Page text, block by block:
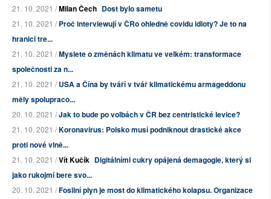
21. 10. 2021 /Milan Čech Dost bylo sametu
21. 10. 2021 /Proč interviewují v ČRo ohledně covidu idioty? Je to na
hranici tre...
21. 10. 2021 /Myslete o změnách klimatu ve velkém: transformace
společnosti za n...
21. 10. 2021 /USA a Čína by tváří v tvář klimatickému armageddonu
měly spolupraco...
20. 10. 2021 /Jak to bude po volbách v ČR bez centristické levice?
21. 10. 2021 /Koronavirus: Polsko musí podniknout drastické akce
proti nové vlně...
21. 10. 2021 /Vít Kučík Digitálními cukry opájená demagogie, který si
jako rukojmí bere svo...
20. 10. 2021 /Fosilní plyn je most do klimatického kolapsu. Organizace